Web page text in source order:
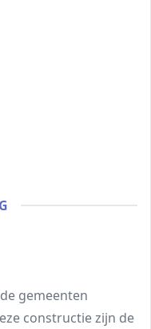
gemeenten
constructie zijn de